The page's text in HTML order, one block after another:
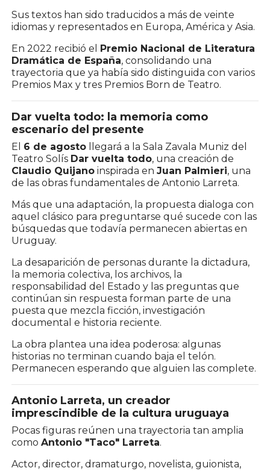
Sus textos han sido traducidos a más de veinte
idiomas y representados en Europa, América y Asia.
En 2022 recibió el
Premio Nacional de Literatura
Dramática de España, consolidando una
trayectoria que ya había sido distinguida con varios
Premios Max y tres Premios Born de Teatro.
Dar vuelta todo: la memoria como
escenario del presente
El 6 de agosto llegará a la Sala Zavala Muniz del
Teatro Solís Dar vuelta todo, una creación de
Claudio Quijano inspirada en Juan Palmieri, una
de las obras fundamentales de Antonio Larreta.
Más que una adaptación, la propuesta dialoga con
aquel clásico para preguntarse qué sucede con las
búsquedas que todavía permanecen abiertas en
Uruguay.
La desaparición de personas durante la dictadura,
la memoria colectiva, los archivos, la
responsabilidad del Estado y las preguntas que
continúan sin respuesta forman parte de una
puesta que mezcla ficción, investigación
documental e historia reciente.
La obra plantea una idea poderosa: algunas
historias no terminan cuando baja el telón.
Permanecen esperando que alguien las complete.
Antonio Larreta, un creador
imprescindible de la cultura uruguaya
Pocas figuras reúnen una trayectoria tan amplia
como Antonio "Taco" Larreta.
Actor, director, dramaturgo, novelista, guionista,